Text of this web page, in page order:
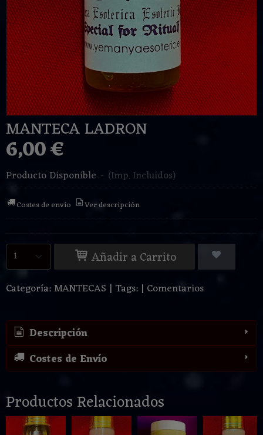
MANTECA LADRON
6,00 €
Producto Disponible - (Imp. Incluidos)
Costes de envío Ver descripción
Añadir a Carrito
Categoría:MANTECAS | Tags: | Comentarios
Descripción
Costes de Envío
Productos Relacionados